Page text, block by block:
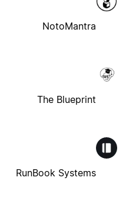
NotoMantra
The Blueprint
RunBook Systems